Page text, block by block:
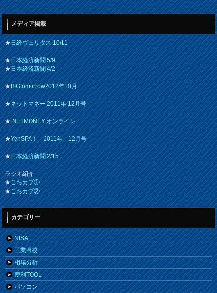
メディア掲載
★日経ヴェリタス 10/11
★日本経済新聞 5/9
★日本経済新聞 4/2
★BIGtomorrow2012年10月
★ネットマネー 2011年 12月号
★NETMONEY オンライン
★YenSPA！ 2011年 12月号
★日本経済新聞 2/15
ラジオ紹介
★こちカブ①
★こちカブ②
カテゴリー
NISA
工業高校
相場分析
便利TOOL
パソコン